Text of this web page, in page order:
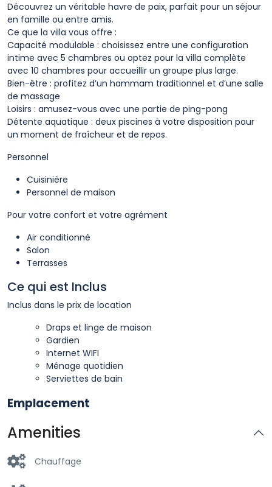
Découvrez un véritable havre de paix, parfait pour un séjour
en famille ou entre amis.
Ce que la villa vous offre :
Capacité modulable : choisissez entre une configuration
intime avec 5 chambres ou optez pour la villa complète
avec 10 chambres pour accueillir un groupe plus large.
Bien-être : profitez d’un hammam traditionnel et d’une salle
de massage
Loisirs : amusez-vous avec une partie de ping-pong
Détente aquatique : deux piscines à votre disposition pour
un moment de fraîcheur et de repos.
Personnel
Cuisinière
Personnel de maison
Pour votre confort et votre agrément
Air conditionné
Salon
Terrasses
Ce qui est Inclus
Inclus dans le prix de location
Draps et linge de maison
Gardien
Internet WIFI
Ménage quotidien
Serviettes de bain
Emplacement
Amenities
Chauffage